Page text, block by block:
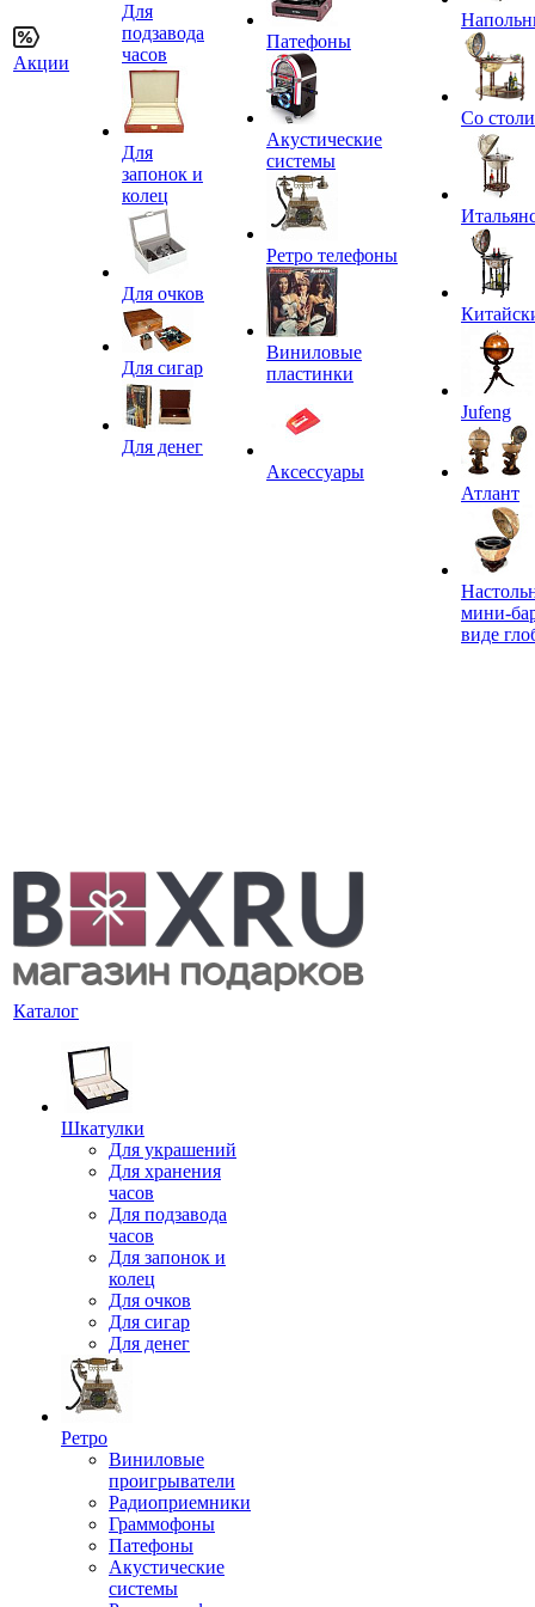
Акции
Для
подзавода
часов
Для
запонок и
колец
Для очков
Для сигар
Для денег
Патефоны
Акустические
системы
Ретро телефоны
Виниловые
пластинки
Аксессуары
Со
Jufeng
Атлант
мини-
виде
Каталог
Шкатулки
Для украшений
Для хранения
часов
Для подзавода
часов
Для запонок и
колец
Для очков
Для сигар
Для денег
Ретро
Виниловые
проигрыватели
Радиоприемники
Граммофоны
Патефоны
Акустические
системы